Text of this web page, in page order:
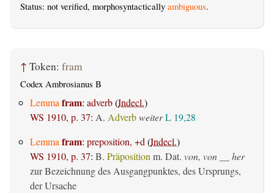
Status: not verified, morphosyntactically ambiguous.
↑ Token: fram
Codex Ambrosianus B
Lemmafram: adverb(Indecl.)
WS 1910, p. 37: A. AdverbweiterL 19,28
Lemmafram: preposition, +d(Indecl.)
WS 1910, p. 37: B. Präpositionm. Dat. von, von __ her
zur Bezeichnung des Ausgangpunktes, des Ursprungs,
der Ursache